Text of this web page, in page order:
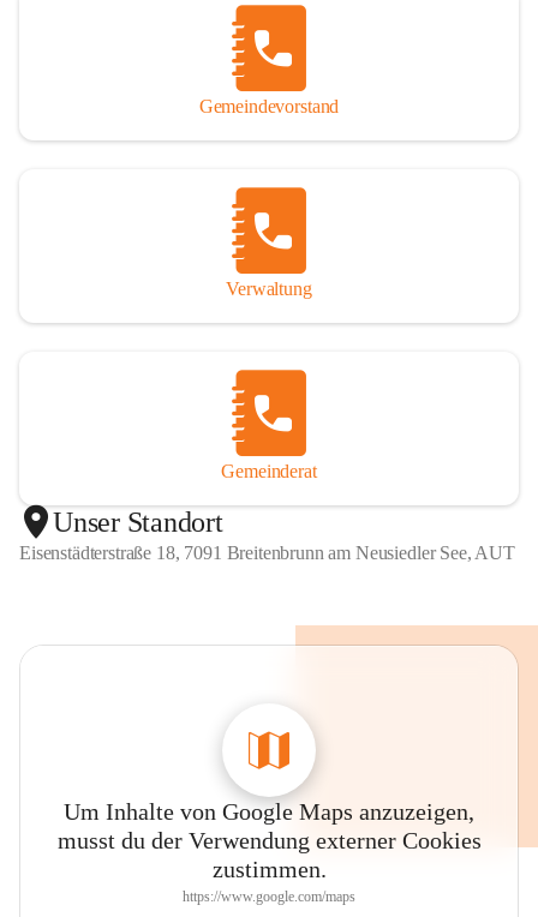
Gemeindevorstand
Verwaltung
Gemeinderat
Unser Standort
Eisenstädterstraße 18, 7091 Breitenbrunn am Neusiedler See, AUT
Um Inhalte von Google Maps anzuzeigen,
musst du der Verwendung externer Cookies
zustimmen.
https://www.google.com/maps